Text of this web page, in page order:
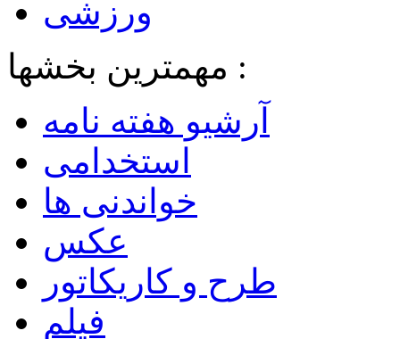
ورزشی
مهمترین بخشها :
آرشیو هفته نامه
استخدامی
خواندنی ها
عکس
طرح و کاریکاتور
فیلم